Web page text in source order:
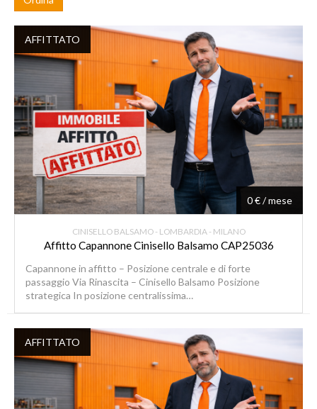
AFFITTATO
0 € / mese
CINISELLO BALSAMO - LOMBARDIA - MILANO
Affitto Capannone Cinisello Balsamo CAP25036
Capannone in affitto – Posizione centrale e di forte
passaggio Via Rinascita – Cinisello Balsamo Posizione
strategica In posizione centralissima…
AFFITTATO